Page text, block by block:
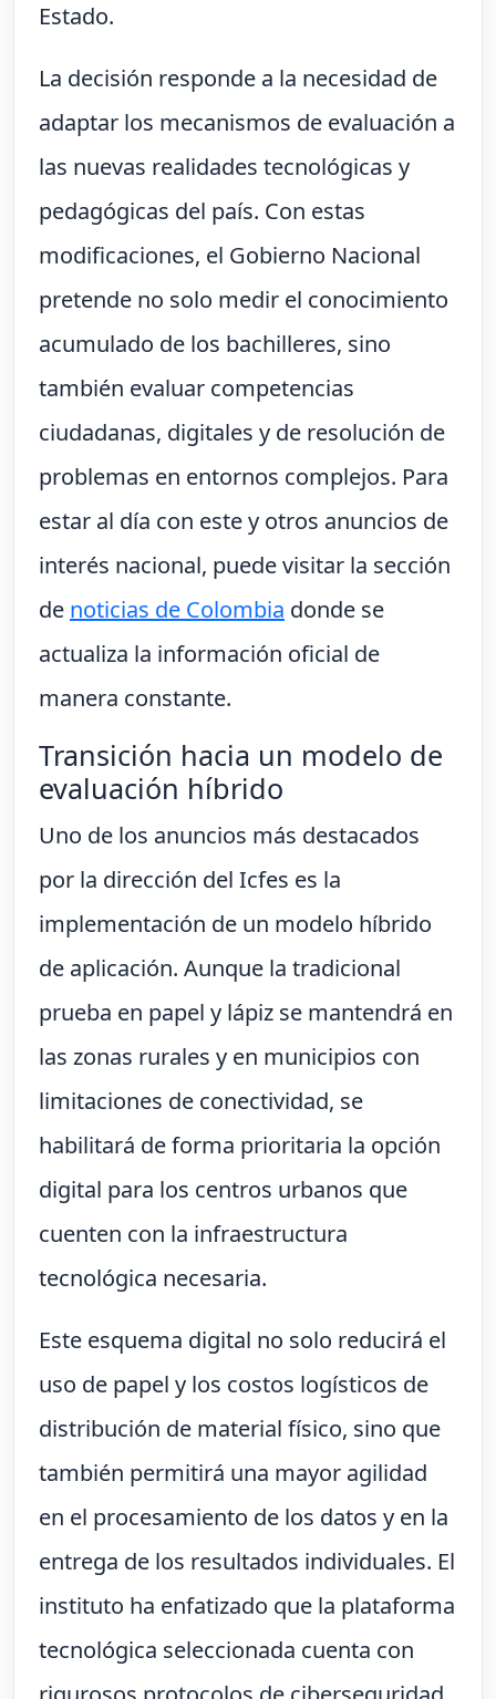
Estado.
La decisión responde a la necesidad de
adaptar los mecanismos de evaluación a
las nuevas realidades tecnológicas y
pedagógicas del país. Con estas
modificaciones, el Gobierno Nacional
pretende no solo medir el conocimiento
acumulado de los bachilleres, sino
también evaluar competencias
ciudadanas, digitales y de resolución de
problemas en entornos complejos. Para
estar al día con este y otros anuncios de
interés nacional, puede visitar la sección
de noticias de Colombia donde se
actualiza la información oficial de
manera constante.
Transición hacia un modelo de
evaluación híbrido
Uno de los anuncios más destacados
por la dirección del Icfes es la
implementación de un modelo híbrido
de aplicación. Aunque la tradicional
prueba en papel y lápiz se mantendrá en
las zonas rurales y en municipios con
limitaciones de conectividad, se
habilitará de forma prioritaria la opción
digital para los centros urbanos que
cuenten con la infraestructura
tecnológica necesaria.
Este esquema digital no solo reducirá el
uso de papel y los costos logísticos de
distribución de material físico, sino que
también permitirá una mayor agilidad
en el procesamiento de los datos y en la
entrega de los resultados individuales. El
instituto ha enfatizado que la plataforma
tecnológica seleccionada cuenta con